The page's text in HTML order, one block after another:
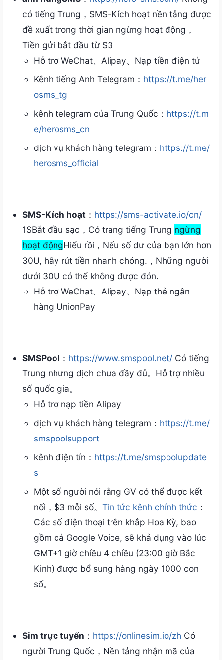
có tiếng Trung，SMS-Kích hoạt nền tảng được
đề xuất trong thời gian ngừng hoạt động，
Tiền gửi bắt đầu từ $3
Hỗ trợ WeChat、Alipay、Nạp tiền điện tử
Kênh tiếng Anh Telegram： https://t.me/her
osms_tg
kênh telegram của Trung Quốc： https://t.m
e/herosms_cn
dịch vụ khách hàng telegram： https://t.me/
herosms_official
SMS-Kích hoạt：https://sms-activate.io/cn/
1$Bắt đầu sạc，Có trang tiếng Trung ngừng
hoạt độngHiểu rồi，Nếu số dư của bạn lớn hơn
30U, hãy rút tiền nhanh chóng.，Những người
dưới 30U có thể không được đón.
Hỗ trợ WeChat、Alipay、Nạp thẻ ngân
hàng UnionPay
SMSPool ： https://www.smspool.net/ Có tiếng
Trung nhưng dịch chưa đầy đủ。Hỗ trợ nhiều
số quốc gia。
Hỗ trợ nạp tiền Alipay
dịch vụ khách hàng telegram： https://t.me/
smspoolsupport
kênh điện tín： https://t.me/smspoolupdate
s
Một số người nói rằng GV có thể được kết
nối，$3 mỗi số。Tin tức kênh chính thức ：
Các số điện thoại trên khắp Hoa Kỳ, bao
gồm cả Google Voice, sẽ khả dụng vào lúc
GMT+1 giờ chiều 4 chiều (23:00 giờ Bắc
Kinh) được bổ sung hàng ngày 1000 con
số。
Sim trực tuyến ： https://onlinesim.io/zh Có
người Trung Quốc，Nền tảng nhận mã của